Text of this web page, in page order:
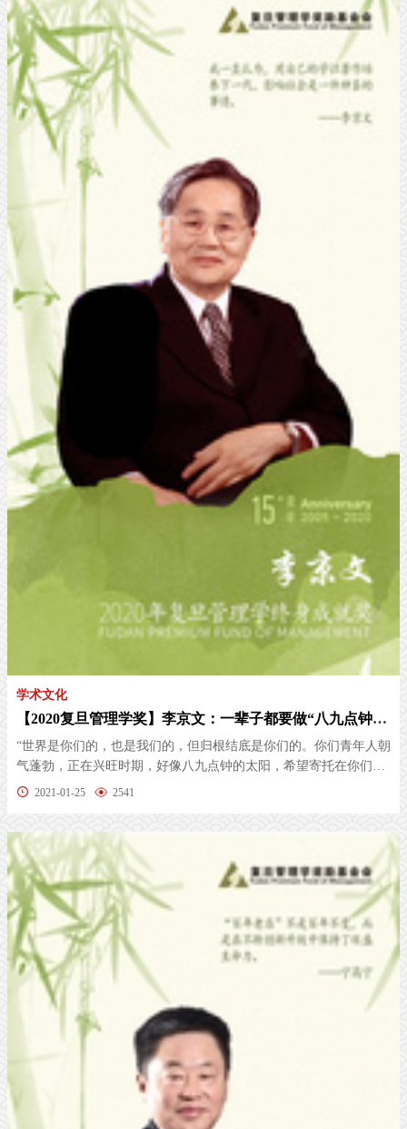
学术文化
【2020复旦管理学奖】李京文：一辈子都要做“八九点钟的太阳”
“世界是你们的，也是我们的，但归根结底是你们的。你们青年人朝
气蓬勃，正在兴旺时期，好像八九点钟的太阳，希望寄托在你们身
上。”...2021-01-25 2541